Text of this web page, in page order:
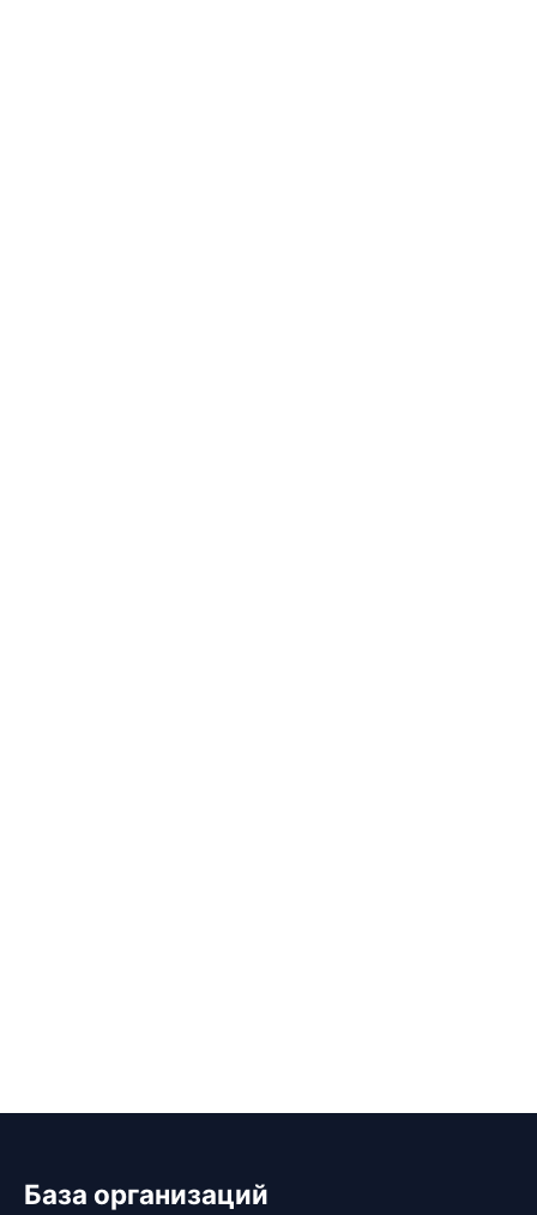
База организаций